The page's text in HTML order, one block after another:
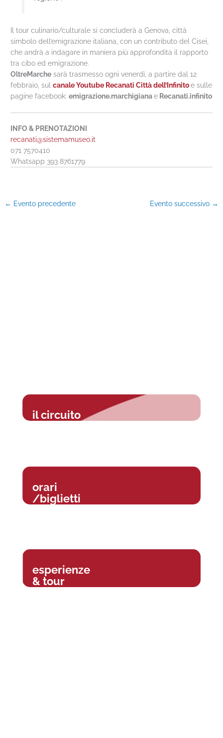
Il tour culinario/culturale si concluderà a Genova, città
simbolo dell’emigrazione italiana, con un contributo del Cisei,
che andrà a indagare in maniera più approfondita il rapporto
tra cibo ed emigrazione.
OltreMarche sarà trasmesso ogni venerdì, a partire dal 12
febbraio, sulcanale Youtube Recanati Città dell’Infinitoe sulle
pagine facebook:emigrazione.marchigianae Recanati.infinito
INFO & PRENOTAZIONI
recanati@sistemamuseo.it
071 7570410
Whatsapp 393 8761779
← Evento precedente Evento successivo →
il circuito
orari
/biglietti
esperienze
& tour